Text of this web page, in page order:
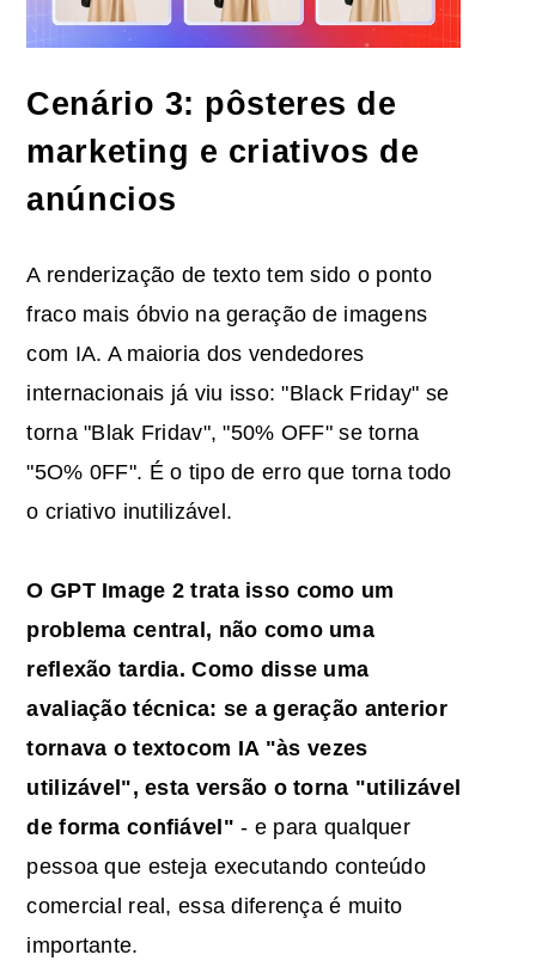
Cenário 3: pôsteres de
marketing e criativos de
anúncios
A renderização de texto tem sido o ponto
fraco mais óbvio na geração de imagens
com IA. A maioria dos vendedores
internacionais já viu isso: "Black Friday" se
torna "Blak Fridav", "50% OFF" se torna
"5O% 0FF". É o tipo de erro que torna todo
o criativo inutilizável.
O GPT Image 2 trata isso como um
problema central, não como uma
reflexão tardia. Como disse uma
avaliação técnica: se a geração anterior
tornava o textocom IA"às vezes
utilizável", esta versão o torna "utilizável
de forma confiável" - e para qualquer
pessoa que esteja executando conteúdo
comercial real, essa diferença é muito
importante.